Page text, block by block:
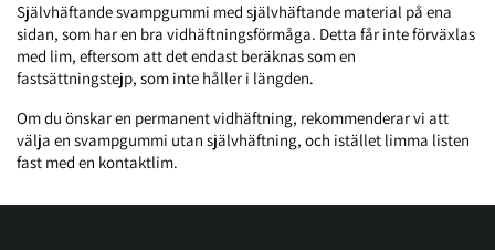
Självhäftande svampgummi med självhäftande material på ena
sidan, som har en bra vidhäftningsförmåga. Detta får inte förväxlas
med lim, eftersom att det endast beräknas som en
fastsättningstejp, som inte håller i längden.
Om du önskar en permanent vidhäftning, rekommenderar vi att
välja en svampgummi utan självhäftning, och istället limma listen
fast med en kontaktlim.